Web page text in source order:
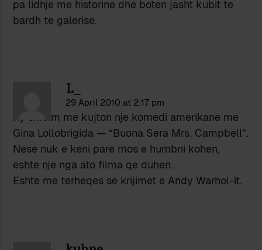
pa lidhje me historine dhe boten jasht kubit te
bardh te galerise.
L_
29 April 2010 at 2:17 pm
Ky shkrim me kujton nje komedi amerikane me
Gina Lollobrigida — “Buona Sera Mrs. Campbell”.
Nese nuk e keni pare mos e humbni kohen,
eshte nje nga ato filma qe duhen.
Eshte me terheqes se krijimet e Andy Warhol-it.